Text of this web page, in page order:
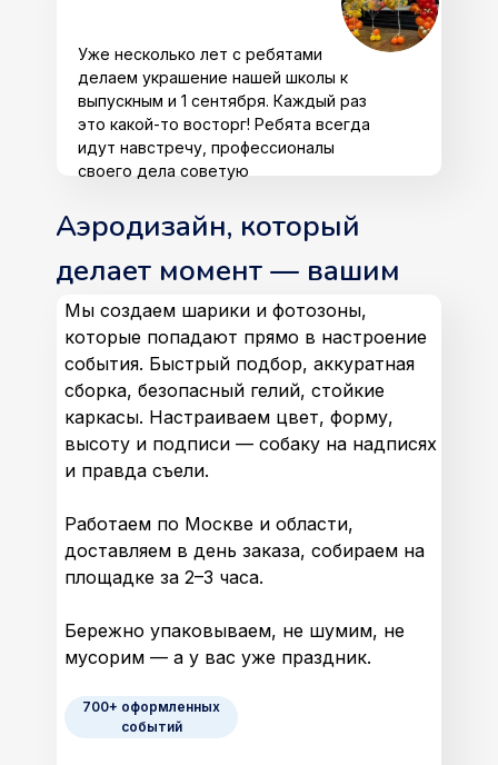
Уже несколько лет с ребятами
делаем украшение нашей школы к
выпускным и 1 сентября. Каждый раз
это какой-то восторг! Ребята всегда
идут навстречу, профессионалы
своего дела советую
Аэродизайн, который
делает момент — вашим
Мы создаем шарики и фотозоны,
которые попадают прямо в настроение
события. Быстрый подбор, аккуратная
сборка, безопасный гелий, стойкие
каркасы. Настраиваем цвет, форму,
высоту и подписи — собаку на надписях
и правда съели.
Работаем по Москве и области,
доставляем в день заказа, собираем на
площадке за 2–3 часа.
Бережно упаковываем, не шумим, не
мусорим — а у вас уже праздник.
700+ оформленных
событий